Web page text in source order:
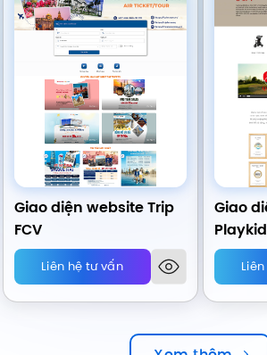
Giao diện website Trip
FCV
Liên hệ tư vấn
Giao